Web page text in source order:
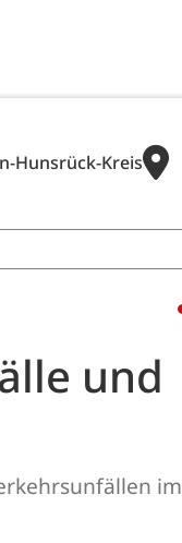
Hunsrück-Kreis
und
im